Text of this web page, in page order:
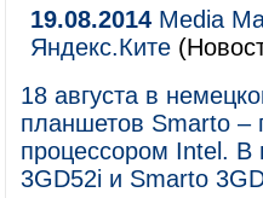
19.08.2014 Media
Яндекс.Ките
18 августа в
планшетов Smarto –
процессором Intel.
3GD52i и Smarto